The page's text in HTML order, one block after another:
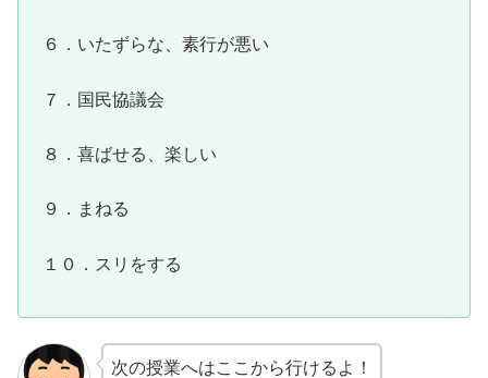
６．いたずらな、素行が悪い
７．国民協議会
８．喜ばせる、楽しい
９．まねる
１０．スリをする
次の授業へはここから行けるよ！